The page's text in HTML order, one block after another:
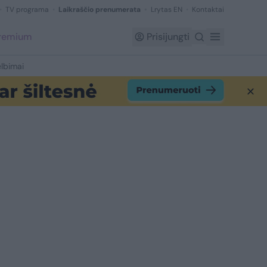
TV programa Laikraščio prenumerata Lrytas EN Kontaktai
Prisijungti